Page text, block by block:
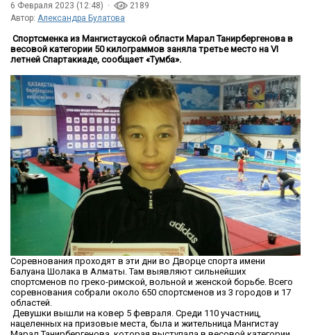
6 Февраля 2023 (12:48) ·
2189
Автор: Александра Булатова
Спортсменка из Мангистауской области Марал Танирбергенова в
весовой категории 50 килограммов заняла третье место на VI
летней Спартакиаде, сообщает «Тумба».
Соревнования проходят в эти дни во Дворце спорта имени
Балуана Шолака в Алматы. Там выявляют сильнейших
спортсменов по греко-римской, вольной и женской борьбе. Всего
соревнования собрали около 650 спортсменов из 3 городов и 17
областей.
Девушки вышли на ковер 5 февраля. Среди 110 участниц,
нацеленных на призовые места, была и жительница Мангистау